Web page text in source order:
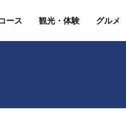
ース 観光・体験 グルメ